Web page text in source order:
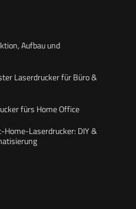
Aufbau und
Laserdrucker für Büro &
fürs Home Office
Home-Laserdrucker: DIY &